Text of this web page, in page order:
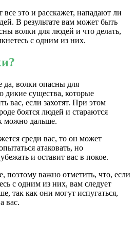
все это и расскажет, нападают ли
В результате вам может быть
волки для людей и что делать,
с одним из них.
да, волки опасны для
дикие существа, которые
вас, если захотят. При этом
боятся людей и стараются
можно дальше.
среди вас, то он может
атаковать, но
и оставит вас в покое.
важно отметить, что, если
с одним из них, вам следует
так как они могут испугаться,
вас.